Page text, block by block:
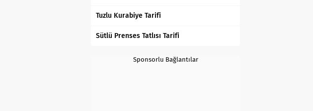
Tuzlu Kurabiye Tarifi
Sütlü Prenses Tatlısı Tarifi
Sponsorlu Bağlantılar